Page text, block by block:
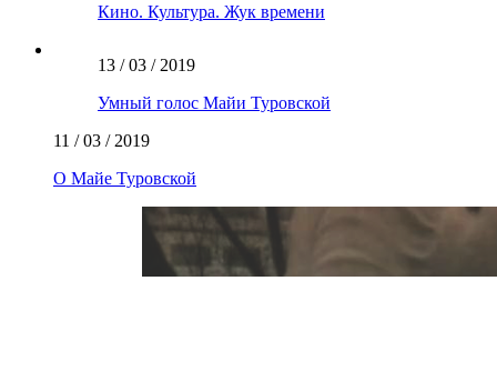
Кино. Культура. Жук времени
13 / 03 / 2019
Умный голос Майи Туровской
11 / 03 / 2019
О Майе Туровской